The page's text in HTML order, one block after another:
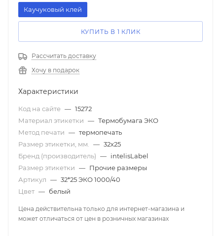
Каучуковый клей
КУПИТЬ В 1 КЛИК
Рассчитать доставку
Хочу в подарок
Характеристики
Код на сайте — 15272
Материал этикетки — Термобумага ЭКО
Метод печати — термопечать
Размер этикетки, мм.
— 32х25
Бренд (производитель) — intelisLabel
Размер этикетки — Прочие размеры
Артикул — 32*25 ЭКО 1000/40
Цвет — белый
Цена действительна только для интернет-магазина и
может отличаться от цен в розничных магазинах